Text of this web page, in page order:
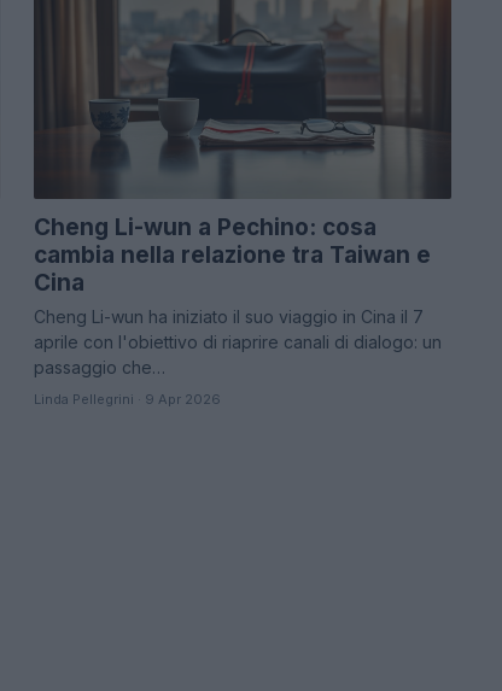
Cheng Li-wun a Pechino: cosa
cambia nella relazione tra Taiwan e
Cina
Cheng Li-wun ha iniziato il suo viaggio in Cina il 7
aprile con l'obiettivo di riaprire canali di dialogo: un
passaggio che…
Linda Pellegrini · 9 Apr 2026